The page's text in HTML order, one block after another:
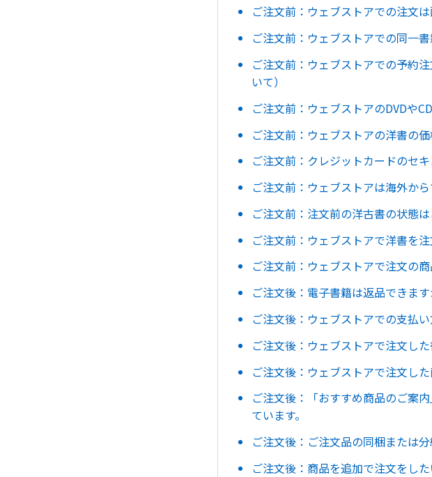
ご注文前：ウェブストアでの注文
ご注文前：ウェブストアでの同一
ご注文前：ウェブストアでの予約
いて）
ご注文前：ウェブストアのDVDや
ご注文前：ウェブストアの洋書の
ご注文前：クレジットカードのセ
ご注文前：ウェブストアは海外か
ご注文前：注文前の洋古書の状態
ご注文前：ウェブストアで洋書を
ご注文前：ウェブストアで注文の
ご注文後：電子書籍は返品できます
ご注文後：ウェブストアでの支払
ご注文後：ウェブストアで注文し
ご注文後：ウェブストアで注文し
ご注文後：「おすすめ商品のご案
ています。
ご注文後：ご注文品の同梱または
ご注文後：商品を追加で注文をした